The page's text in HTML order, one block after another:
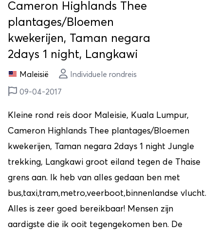
Cameron Highlands Thee
plantages/Bloemen
kwekerijen, Taman negara
2days 1 night, Langkawi
Maleisië Individuele rondreis
09-04-2017
Kleine rond reis door Maleisie, Kuala Lumpur,
Cameron Highlands Thee plantages/Bloemen
kwekerijen, Taman negara 2days 1 night Jungle
trekking, Langkawi groot eiland tegen de Thaise
grens aan. Ik heb van alles gedaan ben met
bus,taxi,tram,metro,veerboot,binnenlandse vlucht.
Alles is zeer goed bereikbaar! Mensen zijn
aardigste die ik ooit tegengekomen ben. De